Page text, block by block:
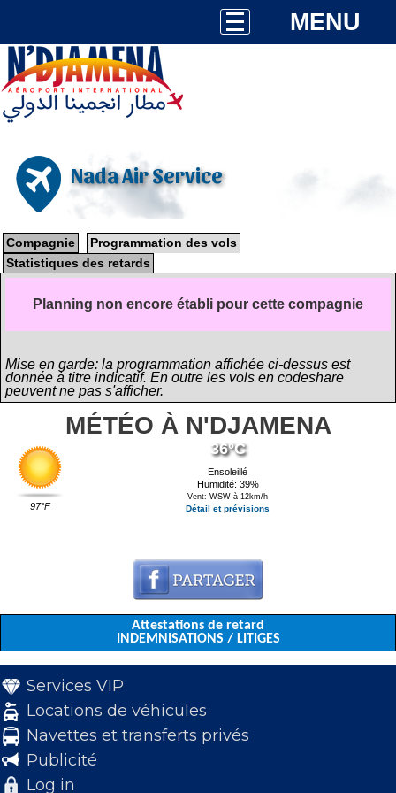
MENU
Nada Air Service
Compagnie
Programmation des vols
Statistiques des retards
Planning non encore établi pour cette compagnie
Mise en garde: la programmation affichée ci-dessus est
donnée à titre indicatif. En outre les vols en codeshare
peuvent ne pas s'afficher.
MÉTÉO À N'DJAMENA
97°F
36°C
Ensoleillé
Humidité: 39%
Vent: WSW à 12km/h
Détail et prévisions
Attestations de retard
INDEMNISATIONS / LITIGES
Services VIP
Locations de véhicules
Navettes et transferts privés
Publicité
Log in